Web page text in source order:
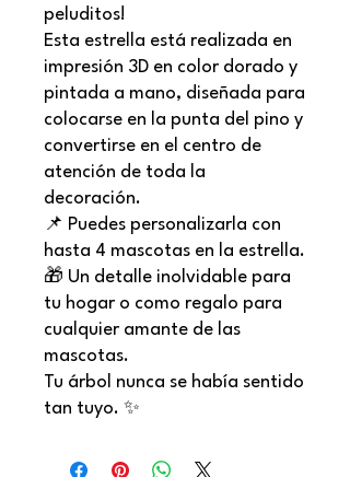
peluditos!
Esta estrella está realizada en
impresión 3D en color dorado y
pintada a mano, diseñada para
colocarse en la punta del pino y
convertirse en el centro de
atención de toda la
decoración.
📌 Puedes personalizarla con
hasta 4 mascotas en la estrella.
🎁 Un detalle inolvidable para
tu hogar o como regalo para
cualquier amante de las
mascotas.
Tu árbol nunca se había sentido
tan tuyo. ✨